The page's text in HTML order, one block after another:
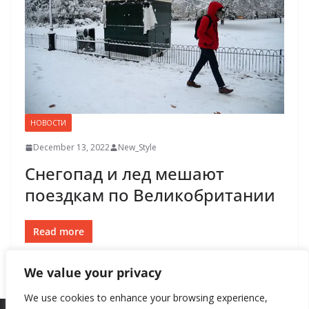
We value your privacy
We use cookies to enhance your browsing experience,
НОВОСТИ
December 13, 2022 New_Style
Снегопад и лед мешают
поездкам по Великобритании
Read more